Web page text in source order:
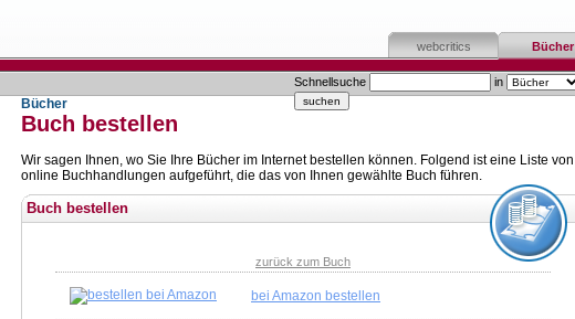
webcritics Bücher
Schnellsuche in
Bücher
Buch bestellen
Wir sagen Ihnen, wo Sie Ihre Bücher im Internet bestellen können. Folgend ist eine Liste von
online Buchhandlungen aufgeführt, die das von Ihnen gewählte Buch führen.
Buch bestellen
zurück zum Buch
bei Amazon bestellen